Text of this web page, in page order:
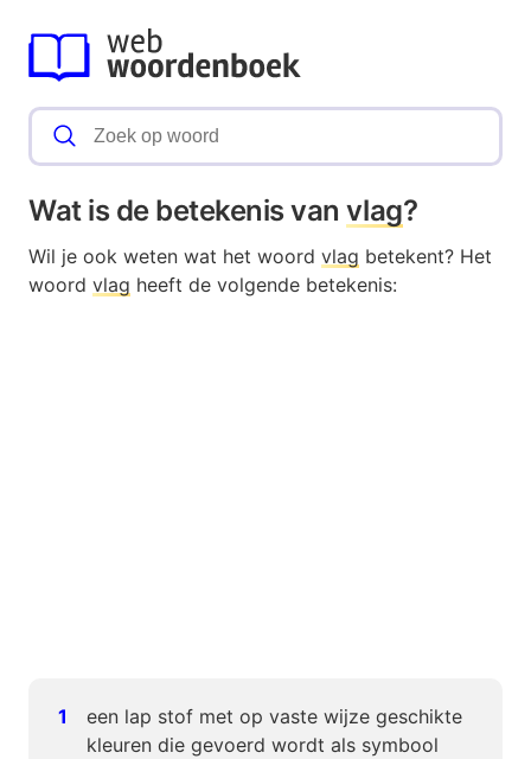
Wat is de betekenis vanvlag?
Wil je ook weten wat het woord vlag betekent? Het
woord vlag heeft de volgende betekenis:
een lap stof met op vaste wijze geschikte
kleuren die gevoerd wordt als symbool